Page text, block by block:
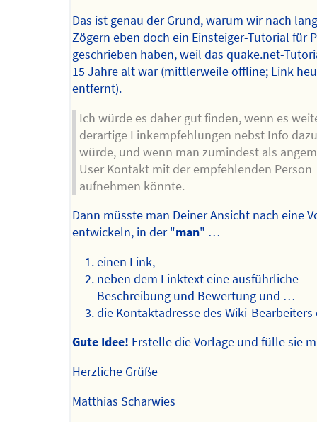
Das ist genau der Grund, warum wir nach
Zögern eben doch ein Einsteiger-Tutorial für
geschrieben haben, weil das quake.net-
15 Jahre alt war (mittlerweile offline; Link
entfernt).
Ich würde es daher gut finden, wenn es
derartige Linkempfehlungen nebst Info
würde, und wenn man zumindest als
User Kontakt mit der empfehlenden Person
aufnehmen könnte.
Dann müsste man Deiner Ansicht nach eine
entwickeln, in der "man" …
einen Link,
neben dem Linktext eine ausführliche
Beschreibung und Bewertung und …
die Kontaktadresse des Wiki-
Gute Idee! Erstelle die Vorlage und fülle sie
Herzliche Grüße
Matthias Scharwies